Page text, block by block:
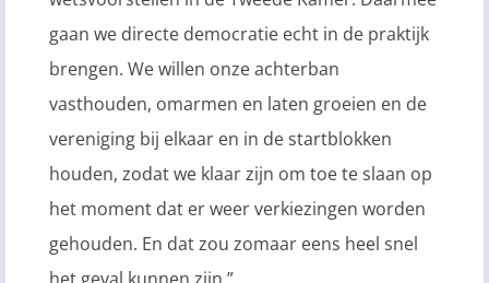
gaan we directe democratie echt in de praktijk
brengen. We willen onze achterban
vasthouden, omarmen en laten groeien en de
vereniging bij elkaar en in de startblokken
houden, zodat we klaar zijn om toe te slaan op
het moment dat er weer verkiezingen worden
gehouden. En dat zou zomaar eens heel snel